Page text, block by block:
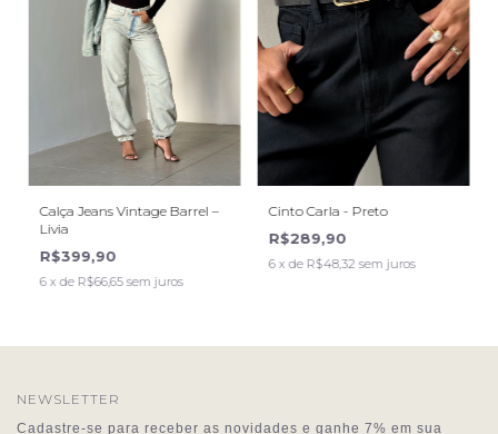
Calça Jeans Vintage Barrel –
Livia
R$399,90
6 x de R$66,65 sem juros
Cinto Carla - Preto
R$289,90
6 x de R$48,32 sem juros
NEWSLETTER